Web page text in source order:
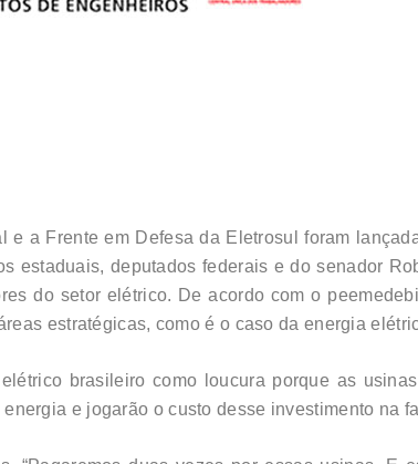
a Frente em Defesa da Eletrosul foram
estaduais, deputados federais e do senador
do setor elétrico. De acordo com o
estratégicas, como é o caso da energia
brasileiro como loucura porque as
e jogarão o custo desse investimento na